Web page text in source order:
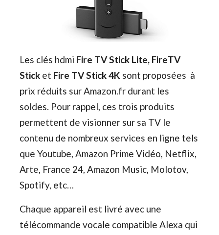
Les clés hdmi Fire TV Stick Lite, FireTV
Stick et Fire TV Stick 4K sont proposées à
prix réduits sur Amazon.fr durant les
soldes. Pour rappel, ces trois produits
permettent de visionner sur sa TV le
contenu de nombreux services en ligne tels
que Youtube, Amazon Prime Vidéo, Netflix,
Arte, France 24, Amazon Music, Molotov,
Spotify, etc…
Chaque appareil est livré avec une
télécommande vocale compatible Alexa qui